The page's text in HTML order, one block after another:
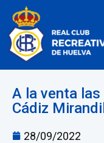
A la venta
Cádiz
28/09/2022